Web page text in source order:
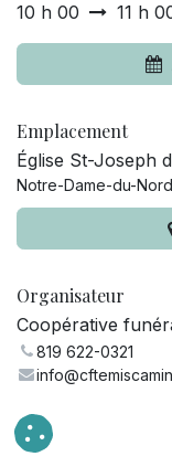
10 h 00 11 h
Emplacement
Église St-Joseph
Notre-Dame-du-Nord
Organisateur
Coopérative
819 622-0321